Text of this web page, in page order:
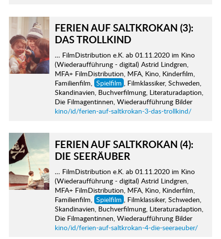
FERIEN AUF SALTKROKAN (3):
DAS TROLLKIND
… FilmDistribution e.K. ab 01.11.2020 im Kino
(Wiederaufführung - digital) Astrid Lindgren,
MFA+ FilmDistribution, MFA, Kino, Kinderfilm,
Familienfilm, Spielfilm , Filmklassiker, Schweden,
Skandinavien, Buchverfilmung, Literaturadaption,
Die Filmagentinnen, Wiederaufführung Bilder
kino/id/ferien-auf-saltkrokan-3-das-trollkind/
FERIEN AUF SALTKROKAN (4):
DIE SEERÄUBER
… FilmDistribution e.K. ab 01.11.2020 im Kino
(Wiederaufführung - digital) Astrid Lindgren,
MFA+ FilmDistribution, MFA, Kino, Kinderfilm,
Familienfilm,
Spielfilm , Filmklassiker, Schweden,
Skandinavien, Buchverfilmung, Literaturadaption,
Die Filmagentinnen, Wiederaufführung Bilder
kino/id/ferien-auf-saltkrokan-4-die-seeraeuber/